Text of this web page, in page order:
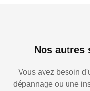
Nos autres
Vous avez besoin
dépannage ou une